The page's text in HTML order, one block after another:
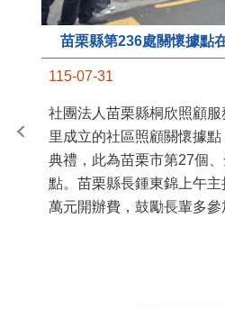
苗栗縣第236處關懷據點
115-07-31
社團法人苗栗縣桐欣照顧
里成立的社區照顧關懷據
典禮，此為苗栗市第27個
點。苗栗縣長鍾東錦上午
萬元開辦費，鼓勵長輩多